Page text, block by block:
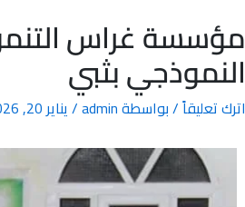
مؤسسة غراس
النموذجي بثبي
اترك تعليقاً/ بواسطةadmin
/يناير 20, 2026